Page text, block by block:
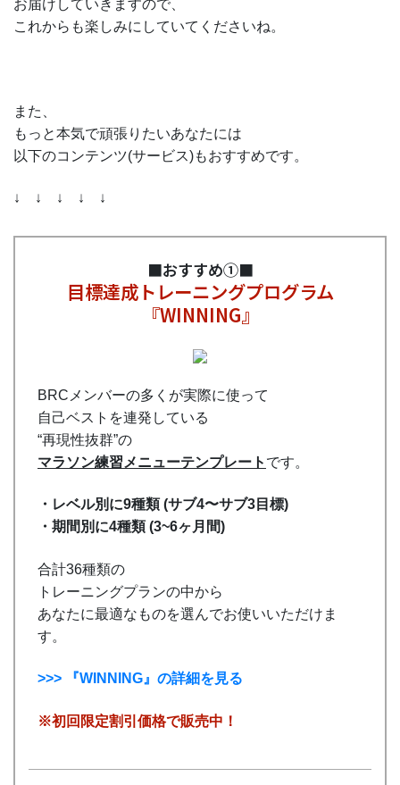
お届けしていきますので、
これからも楽しみにしていてくださいね。
また、
もっと本気で頑張りたいあなたには
以下のコンテンツ(サービス)もおすすめです。
↓ ↓ ↓ ↓ ↓
■おすすめ①■
目標達成トレーニングプログラム
『WINNING』
BRCメンバーの多くが実際に使って
自己ベストを連発している
“再現性抜群”の
マラソン練習メニューテンプレート です。
・レベル別に9種類 (サブ4〜サブ3目標)
・期間別に4種類 (3~6ヶ月間)
合計36種類の
トレーニングプランの中から
あなたに最適なものを選んでお使いいただけま
す。
>>> 『WINNING』の詳細を見る
※初回限定割引価格で販売中！